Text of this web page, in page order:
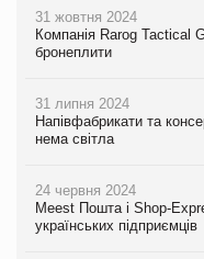
31 жовтня 2024
Компанія Rarog Tactical
бронеплити
31 липня 2024
Напівфабрикати та
нема світла
24 червня 2024
Meest Пошта і Shop-
українських підприємців